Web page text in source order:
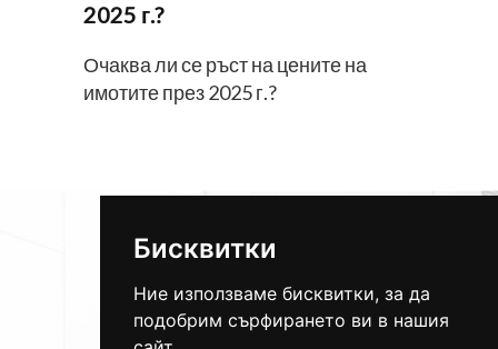
Бисквитки
Ние използваме бисквитки, за да
подобрим сърфирането ви в нашия
2025 г.?
Очаква ли се ръст на цените на
имотите през 2025 г.?
info@admiralimoti.bg
ЗАЯВИ ПРОДАЖБА